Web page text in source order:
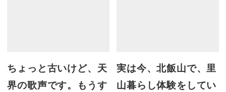
ちょっと古いけど、天
界の歌声です。もうす
実は今、北飯山で、里
山暮らし体験をしてい